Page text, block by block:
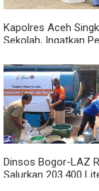
Kapolres Aceh
Sekolah, Ingatkan
Dinsos Bogor-LAZ
Salurkan 203.400